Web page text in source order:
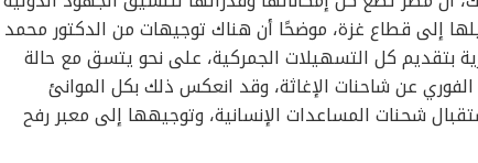
إلى قطاع غزة، موضحًا أن هناك توجيهات من الدكتور محمد
بتقديم كل التسهيلات الجمركية، على نحو يتسق مع حالة
عن شاحنات الإغاثة، وقد انعكس ذلك بكل الموانئ
شحنات المساعدات الإنسانية، وتوجيهها إلى معبر رفح